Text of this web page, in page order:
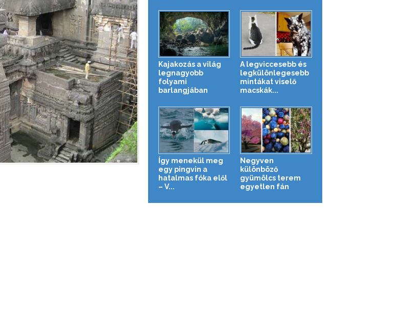
Kajakozás a világ
legnagyobb
folyami
barlangjában
A legviccesebb és
legkülönlegesebb
mintákat viselő
macskák...
Így menekül meg
egy pingvin a
hatalmas fóka elől
– V...
Negyven
különböző
gyümölcs terem
egyetlen fán